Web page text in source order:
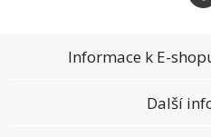
Informace k E-
Další